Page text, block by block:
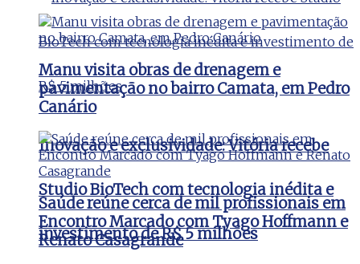
Inovação e exclusividade: Vitória recebe
Studio BioTech com tecnologia inédita e
investimento de R$ 5 milhões
Manu visita obras de drenagem e
pavimentação no bairro Camata, em Pedro
Canário
Saúde reúne cerca de mil profissionais em
Encontro Marcado com Tyago Hoffmann e
Renato Casagrande